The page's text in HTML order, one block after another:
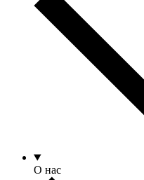
О нас